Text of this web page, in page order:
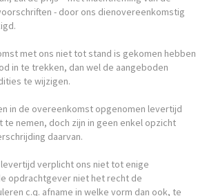
- door ons dienovereenkomstig
met ons niet tot stand is gekomen hebben
in te trekken, dan wel de aangeboden
te wijzigen.
in de overeenkomst opgenomen levertijd
te nemen, doch zijn in geen enkel opzicht
daarvan.
verplicht ons niet tot enige
opdrachtgever niet het recht de
c.q. afname in welke vorm dan ook, te